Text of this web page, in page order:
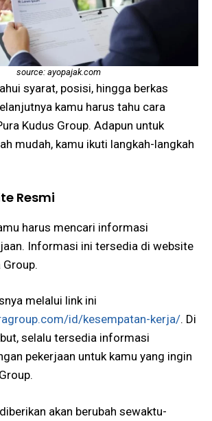
source: ayopajak.com
syarat, posisi, hingga berkas
kamu harus tahu cara
Kudus Group. Adapun untuk
mudah, kamu ikuti langkah-langkah
Resmi
harus mencari informasi
Informasi ini tersedia di website
melalui link ini
id/kesempatan-kerja/. Di
selalu tersedia informasi
pekerjaan untuk kamu yang ingin
akan berubah sewaktu-